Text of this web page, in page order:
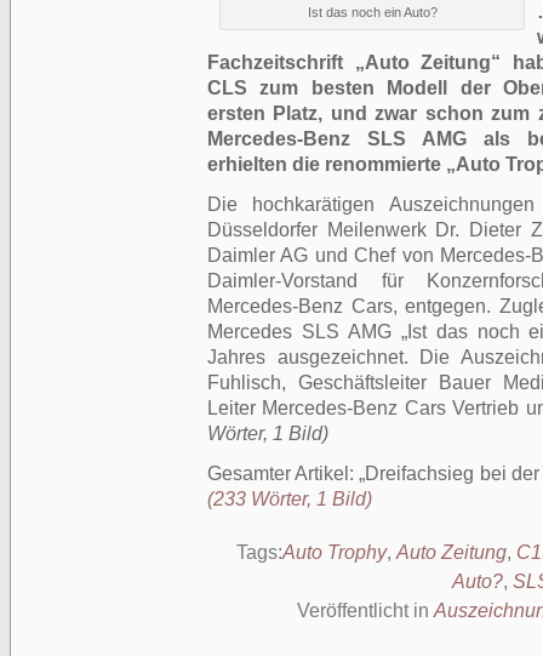
Ist das noch ein Auto?
Fachzeitschrift „Auto Zeitung“
CLS zum besten Modell der
ersten Platz, und zwar schon zum
Mercedes-Benz SLS AMG als
erhielten die renommierte „Auto
Die hochkarätigen
Düsseldorfer Meilenwerk Dr. Dieter
Daimler AG und Chef von Mercedes-
Daimler-Vorstand für
Mercedes-Benz Cars, entgegen.
Mercedes SLS AMG „Ist das noch
Jahres ausgezeichnet. Die
Fuhlisch, Geschäftsleiter Bauer
Leiter Mercedes-Benz Cars Vertrieb
Wörter, 1 Bild)
Gesamter Artikel: Dreifachsieg bei
(233 Wörter, 1 Bild)
Tags:Auto Trophy, Auto Zeitung,
Auto?,
Veröffentlicht in